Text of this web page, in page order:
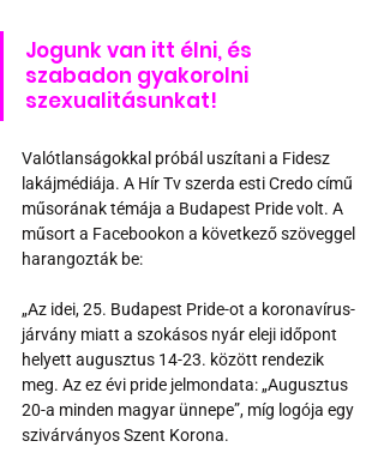
Jogunk van itt élni, és
szabadon gyakorolni
szexualitásunkat!
Valótlanságokkal próbál uszítani a Fidesz
lakájmédiája. A Hír Tv szerda esti Credo című
műsorának témája a Budapest Pride volt. A
műsort a Facebookon a következő szöveggel
harangozták be:
„Az idei, 25. Budapest Pride-ot a koronavírus-
járvány miatt a szokásos nyár eleji időpont
helyett augusztus 14-23. között rendezik
meg. Az ez évi pride jelmondata: „Augusztus
20-a minden magyar ünnepe”, míg logója egy
szivárványos Szent Korona.